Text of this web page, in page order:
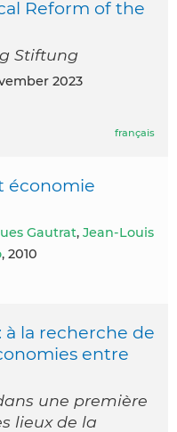
Reform of the
Stiftung
2023
français
économie
Gautrat, Jean-Louis
, 2010
à la recherche de
entre
une première
lieux de la